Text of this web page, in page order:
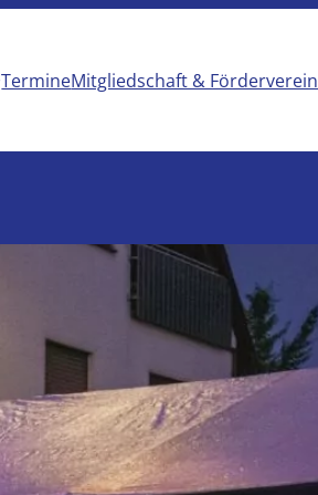
TermineMitgliedschaft & Förderverein